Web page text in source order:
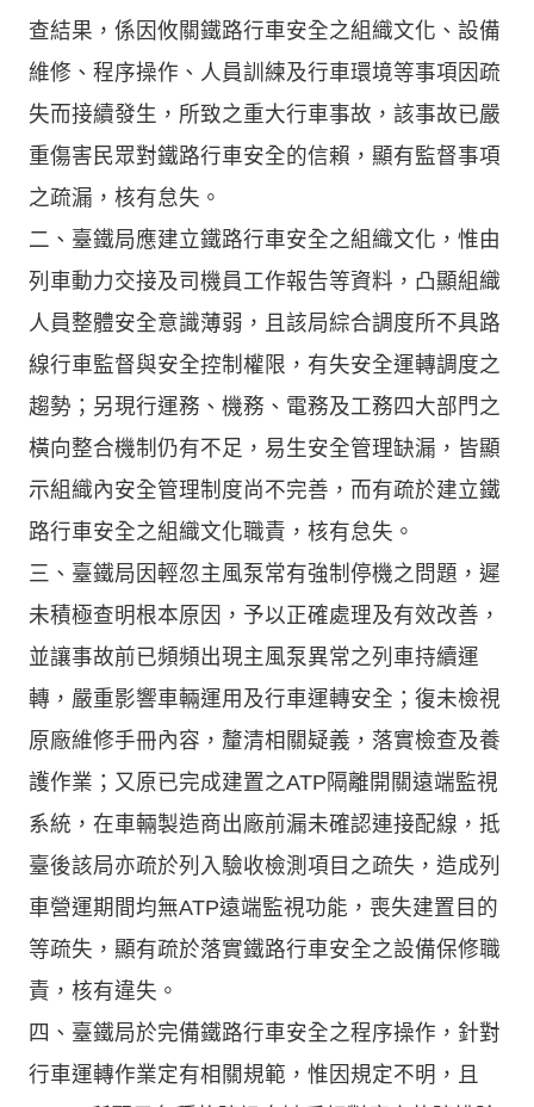
查結果，係因攸關鐵路行車安全之組織文化、設備
維修、程序操作、人員訓練及行車環境等事項因疏
失而接續發生，所致之重大行車事故，該事故已嚴
重傷害民眾對鐵路行車安全的信賴，顯有監督事項
之疏漏，核有怠失。
二、臺鐵局應建立鐵路行車安全之組織文化，惟由
列車動力交接及司機員工作報告等資料，凸顯組織
人員整體安全意識薄弱，且該局綜合調度所不具路
線行車監督與安全控制權限，有失安全運轉調度之
趨勢；另現行運務、機務、電務及工務四大部門之
橫向整合機制仍有不足，易生安全管理缺漏，皆顯
示組織內安全管理制度尚不完善，而有疏於建立鐵
路行車安全之組織文化職責，核有怠失。
三、臺鐵局因輕忽主風泵常有強制停機之問題，遲
未積極查明根本原因，予以正確處理及有效改善，
並讓事故前已頻頻出現主風泵異常之列車持續運
轉，嚴重影響車輛運用及行車運轉安全；復未檢視
原廠維修手冊內容，釐清相關疑義，落實檢查及養
護作業；又原已完成建置之ATP隔離開關遠端監視
系統，在車輛製造商出廠前漏未確認連接配線，抵
臺後該局亦疏於列入驗收檢測項目之疏失，造成列
車營運期間均無ATP遠端監視功能，喪失建置目的
等疏失，顯有疏於落實鐵路行車安全之設備保修職
責，核有違失。
四、臺鐵局於完備鐵路行車安全之程序操作，針對
行車運轉作業定有相關規範，惟因規定不明，且